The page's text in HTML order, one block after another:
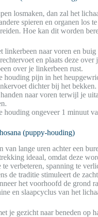
losmaken, dan zal het
spieren en organen los
Hoe kan dit worden
linkerbeen naar voren en
en plaats deze
over je linkerbeen rust.
houding pijn in het
dichter bij het bekken.
naar voren terwijl je
houding ongeveer 1 minuut
(puppy-houding)
van lange uren achter een
ideaal, omdat deze
verbeteren, spanning te
de traditie stimuleert de
het voorhoofd de grond
en slaapcyclus van het
je gezicht naar beneden op